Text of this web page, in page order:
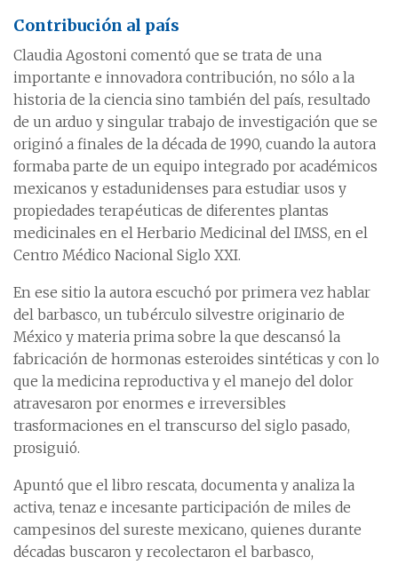
Contribución al país
Claudia Agostoni comentó que se trata de una
importante e innovadora contribución, no sólo a la
historia de la ciencia sino también del país, resultado
de un arduo y singular trabajo de investigación que se
originó a finales de la década de 1990, cuando la autora
formaba parte de un equipo integrado por académicos
mexicanos y estadunidenses para estudiar usos y
propiedades terapéuticas de diferentes plantas
medicinales en el Herbario Medicinal del IMSS, en el
Centro Médico Nacional Siglo XXI.
En ese sitio la autora escuchó por primera vez hablar
del barbasco, un tubérculo silvestre originario de
México y materia prima sobre la que descansó la
fabricación de hormonas esteroides sintéticas y con lo
que la medicina reproductiva y el manejo del dolor
atravesaron por enormes e irreversibles
trasformaciones en el transcurso del siglo pasado,
prosiguió.
Apuntó que el libro rescata, documenta y analiza la
activa, tenaz e incesante participación de miles de
campesinos del sureste mexicano, quienes durante
décadas buscaron y recolectaron el barbasco,